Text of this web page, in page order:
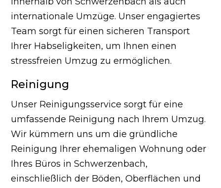
internationale Umzüge. Unser engagiertes
Team sorgt für einen sicheren Transport
Ihrer Habseligkeiten, um Ihnen einen
stressfreien Umzug zu ermöglichen.
Reinigung
Unser Reinigungsservice sorgt für eine
umfassende Reinigung nach Ihrem Umzug.
Wir kümmern uns um die gründliche
Reinigung Ihrer ehemaligen Wohnung oder
Ihres Büros in Schwerzenbach,
einschließlich der Böden, Oberflächen und